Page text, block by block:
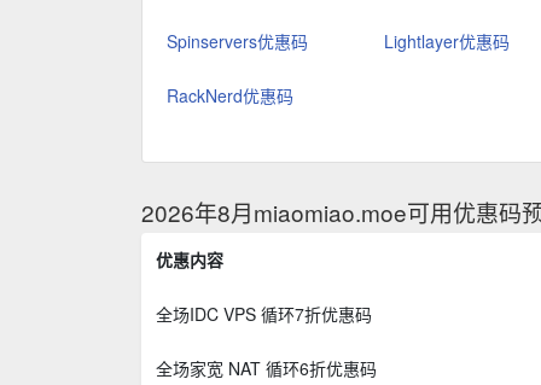
Spinservers优惠码 Lightlayer优惠码
RackNerd优惠码
2026年8月miaomiao.moe可用优惠码
优惠内容
全场IDC VPS 循环7折优惠码
全场家宽 NAT 循环6折优惠码